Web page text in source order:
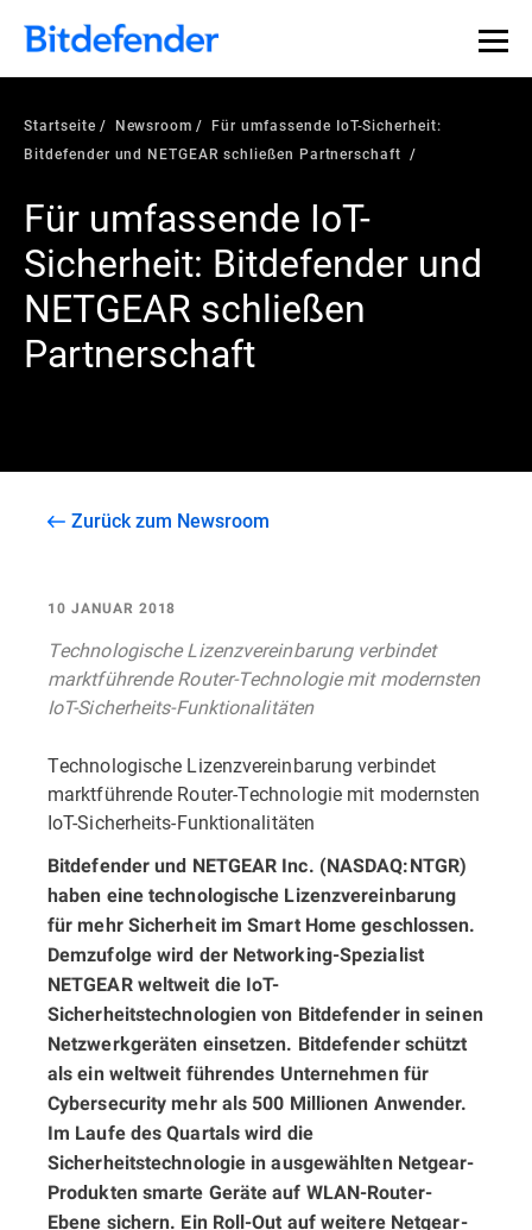
Startseite Newsroom
Für umfassende IoT-Sicherheit:
Bitdefender und NETGEAR schließen Partnerschaft
Für umfassende IoT-
Sicherheit: Bitdefender und
NETGEAR schließen
Partnerschaft
Zurück zum Newsroom
10 JANUAR 2018
Technologische Lizenzvereinbarung verbindet
marktführende Router-Technologie mit modernsten
IoT-Sicherheits-Funktionalitäten
Technologische Lizenzvereinbarung verbindet
marktführende Router-Technologie mit modernsten
IoT-Sicherheits-Funktionalitäten
Bitdefender und NETGEAR Inc. (NASDAQ:NTGR)
haben eine technologische Lizenzvereinbarung
für mehr Sicherheit im Smart Home geschlossen.
Demzufolge wird der Networking-Spezialist
NETGEAR weltweit die IoT-
Sicherheitstechnologien von Bitdefender in seinen
Netzwerkgeräten einsetzen. Bitdefender schützt
als ein weltweit führendes Unternehmen für
Cybersecurity mehr als 500 Millionen Anwender.
Im Laufe des Quartals wird die
Sicherheitstechnologie in ausgewählten Netgear-
Produkten smarte Geräte auf WLAN-Router-
Ebene sichern. Ein Roll-Out auf weitere Netgear-